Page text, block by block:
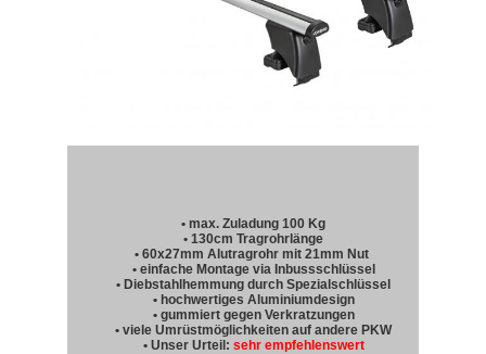
• max. Zuladung 100 Kg
• 130cm Tragrohrlänge
• 60x27mm Alutragrohr mit 21mm Nut
• einfache Montage via Inbussschlüssel
• Diebstahlhemmung durch Spezialschlüssel
• hochwertiges Aluminiumdesign
• gummiert gegen Verkratzungen
• viele Umrüstmöglichkeiten auf andere PKW
• Unser Urteil: sehr empfehlenswert